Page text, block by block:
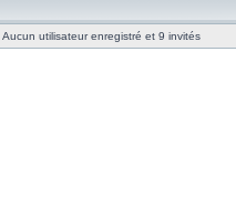
utilisateur enregistré et 9 invités